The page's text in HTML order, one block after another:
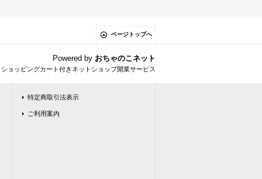
ページトップへ
Powered by おちゃのこネット
ョッピングカート付きネットショップ開業サービス
特定商取引法表示
ご利用案内